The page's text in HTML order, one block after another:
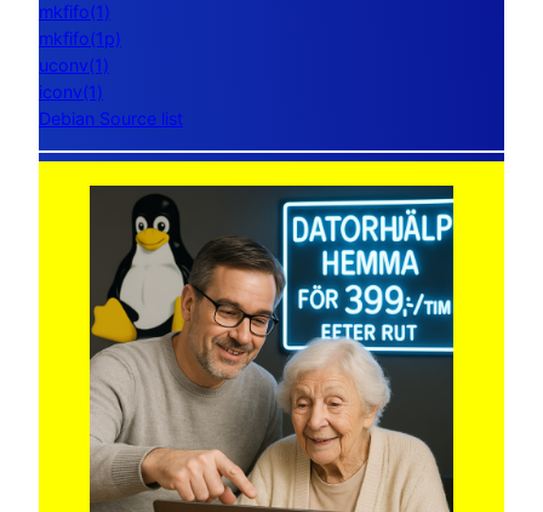
mkfifo(1)
mkfifo(1p)
uconv(1)
iconv(1)
Debian Source list